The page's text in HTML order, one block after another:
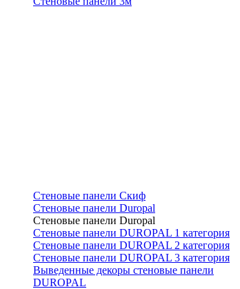
Стеновые панели Скиф
Стеновые панели Duropal
Стеновые панели Duropal
Стеновые панели DUROPAL 1 категория
Стеновые панели DUROPAL 2 категория
Стеновые панели DUROPAL 3 категория
Выведенные декоры стеновые панели
DUROPAL